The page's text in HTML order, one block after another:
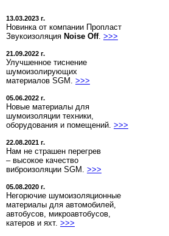
13.03.2023 г.
Новинка от компании Пропласт
Звукоизоляция Noise Off. >>>
21.09.2022 г.
Улучшенное тиснение
шумоизолирующих
материалов SGM. >>>
05.06.2022 г.
Новые материалы для
шумоизоляции техники,
оборудования и помещений. >>>
22.08.2021 г.
Нам не страшен перегрев
– высокое качество
виброизоляции SGM. >>>
05.08.2020 г.
Негорючие шумоизоляционные
материалы для автомобилей,
автобусов, микроавтобусов,
катеров и яхт. >>>